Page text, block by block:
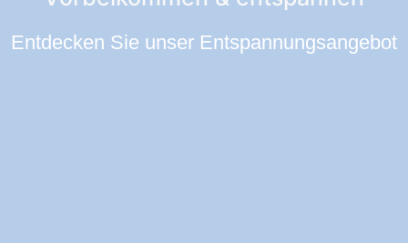
Entdecken Sie unser Entspannungsangebot